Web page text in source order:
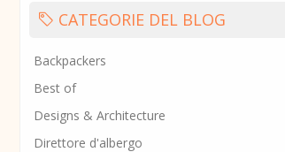
CATEGORIE DEL BLOG
Backpackers
Best of
Designs & Architecture
Direttore d'albergo